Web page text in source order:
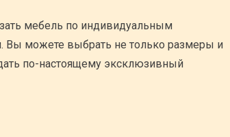
мебель по индивидуальным
Вы можете выбрать не только размеры и
по-настоящему эксклюзивный